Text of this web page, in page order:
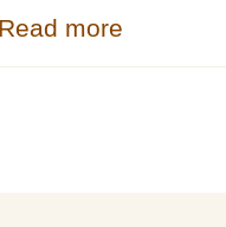
Read more